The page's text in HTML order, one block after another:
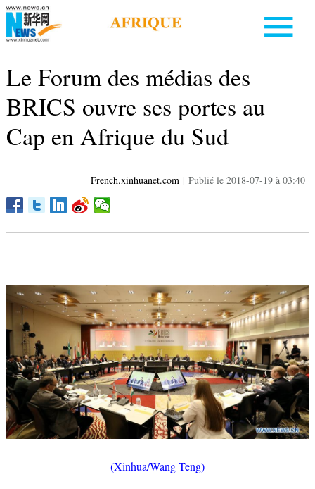
Le Forum des médias des
BRICS ouvre ses portes au
Cap en Afrique du Sud
French.xinhuanet.com | Publié le 2018-07-19 à 03:40
(Xinhua/Wang Teng)